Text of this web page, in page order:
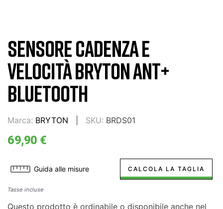
SENSORE CADENZA E
VELOCITÀ BRYTON ANT+
BLUETOOTH
Marca: BRYTON SKU: BRDS01
69,90 €
Guida alle misure CALCOLA LA TAGLIA
Tasse incluse
Questo prodotto è ordinabile o disponibile anche nel